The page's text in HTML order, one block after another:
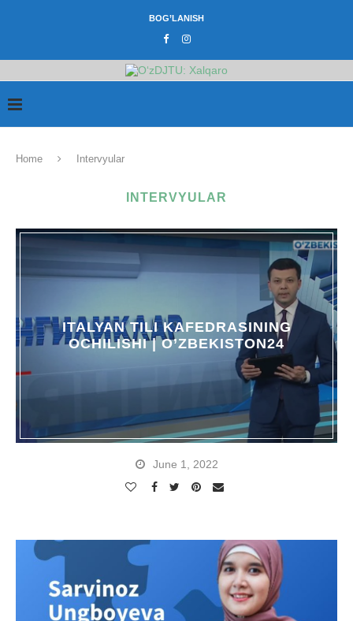
BOG’LANISH
Home Intervyular
INTERVYULAR
ITALYAN TILI KAFEDRASINING
OCHILISHI | O’ZBEKISTON24
June 1, 2022